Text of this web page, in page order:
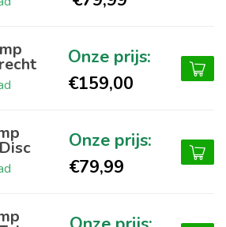
€159,00
€79,99